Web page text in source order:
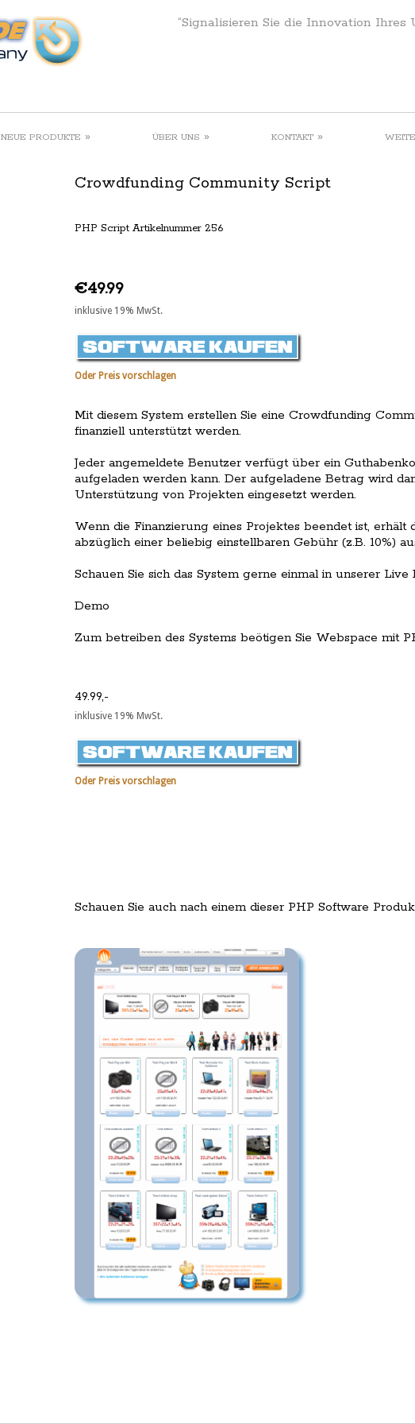
“Signalisieren Sie die Innovation
NEUE PRODUKTE » ÜBER UNS » KONTAKT »
Crowdfunding Community Script
PHP Script Artikelnummer 256
€49.99
inklusive 19% MwSt.
Oder Preis vorschlagen
Mit diesem System erstellen Sie eine Crowdfunding
finanziell unterstützt werden.
Jeder angemeldete Benutzer verfügt über ein
aufgeladen werden kann. Der aufgeladene Betrag wird
Unterstützung von Projekten eingesetzt werden.
Wenn die Finanzierung eines Projektes beendet ist,
abzüglich einer beliebig einstellbaren Gebühr (z.B. 10%)
Schauen Sie sich das System gerne einmal in unserer Live
Demo
Zum betreiben des Systems beötigen Sie Webspace mit
49.99,-
inklusive 19% MwSt.
Oder Preis vorschlagen
Schauen Sie auch nach einem dieser PHP Software